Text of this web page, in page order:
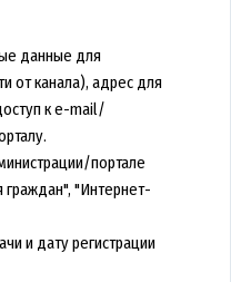
данные для
от канала), адрес для
к e-mail/
портале
"Интернет-
и дату регистрации